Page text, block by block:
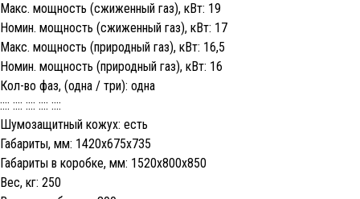
Макс. мощность (сжиженный газ), кВт: 19
Номин. мощность (сжиженный газ), кВт: 17
Макс. мощность (природный газ), кВт: 16,5
Номин. мощность (природный газ), кВт: 16
Кол-во фаз, (одна / три): одна
:::: :::: :::: :::: ::::
Шумозащитный кожух: есть
Габариты, мм: 1420х675х735
Габариты в коробке, мм: 1520х800х850
Вес, кг: 250